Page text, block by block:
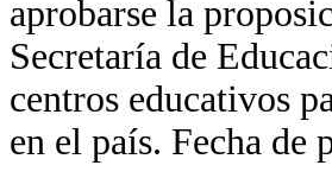
aprobarse la
Secretaría de
centros educativos
en el país. Fecha de